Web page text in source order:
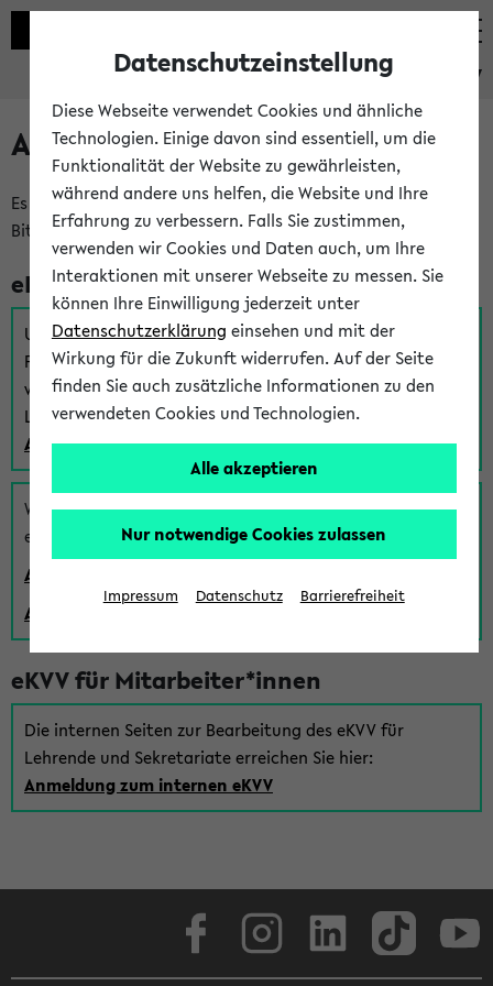
eKVV
Anmeldung am eKVV
Es gibt mehrere Möglichkeiten zur Anmeldung am eKVV.
Bitte wählen Sie die für Sie richtige aus:
eKVV für Studierende
Um sich einen Stundenplan zu erstellen und alle weiteren
Funktionen des eKVVs für Studierende zu nutzen,
verwenden Sie diesen Link zur Anmeldung über Ihr Uni
Login:
Anmeldung zum eKVV der Studierenden
Wenn Sie (noch) kein Uni Login haben, können Sie das
eKVV auch über einen Gastzugang verwenden:
Anmeldung über einen vorhandenen Gastzugang
Anlegen eines neuen Gastzugangs
eKVV für Mitarbeiter*innen
Die internen Seiten zur Bearbeitung des eKVV für
Lehrende und Sekretariate erreichen Sie hier:
Anmeldung zum internen eKVV
Datenschutzeinstellung
Diese Webseite verwendet Cookies und ähnliche
Technologien. Einige davon sind essentiell, um die
Funktionalität der Website zu gewährleisten,
während andere uns helfen, die Website und Ihre
Erfahrung zu verbessern. Falls Sie zustimmen,
verwenden wir Cookies und Daten auch, um Ihre
Interaktionen mit unserer Webseite zu messen. Sie
können Ihre Einwilligung jederzeit unter
Datenschutzerklärung einsehen und mit der
Wirkung für die Zukunft widerrufen. Auf der Seite
finden Sie auch zusätzliche Informationen zu den
verwendeten Cookies und Technologien.
Alle akzeptieren
Nur notwendige Cookies zulassen
Impressum Datenschutz Barrierefreiheit